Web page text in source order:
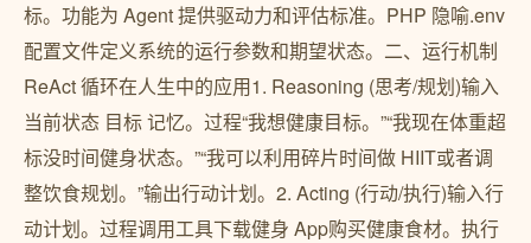
标。功能为 Agent 提供驱动力和评估标准。PHP 隐喻.env
配置文件定义系统的运行参数和期望状态。二、运行机制
ReAct 循环在人生中的应用1. Reasoning (思考/规划)输入
当前状态 目标 记忆。过程“我想健康目标。”“我现在体重超
标没时间健身状态。”“我可以利用碎片时间做 HIIT或者调
整饮食规划。”输出行动计划。2. Acting (行动/执行)输入行
动计划。过程调用工具下载健身 App购买健康食材。执行